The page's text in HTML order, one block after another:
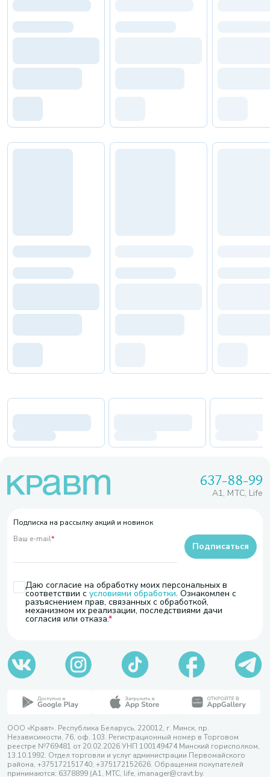
637-88-99
A1, МТС, Life
Подписка на рассылку акций и новинок
Ваш e-mail*
Даю согласие на обработку моих персональных в
соответствии с условиями обработки. Ознакомлен с
разъяснением прав, связанных с обработкой,
механизмом их реализации, последствиями дачи
согласия или отказа.
Подписаться
ООО «Кравт». Республика Беларусь, 220012, г. Минск, пр.
Независимости, 76, оф. 103. Регистрационный номер в Торговом
реестре №769481 от 20.02.2026 УНП 100149474 Минский горисполком,
13.10.1992. Отдел торговли и услуг администрации Первомайского
района, +375172151740; +375172152626. Обращения покупателей
принимаются: 6378899 (А1, МТС, life, imanager@cravt.by.